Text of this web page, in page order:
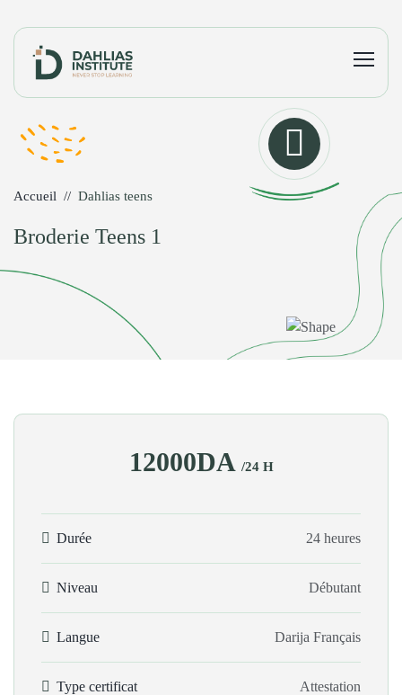
Accueil Dahlias teens
Broderie Teens 1
12000DA /24 H
Durée 24 heures
Niveau Débutant
Langue Français
Darija
Type certificat Attestation